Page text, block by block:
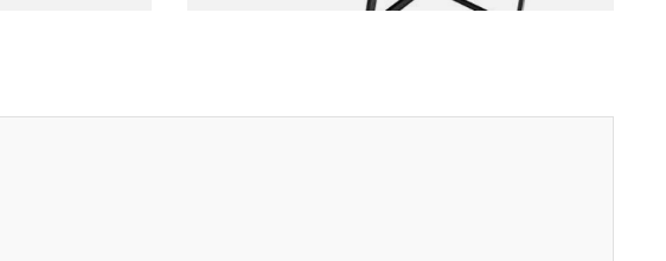
spazio per lavorare,studiare,stare al computer,